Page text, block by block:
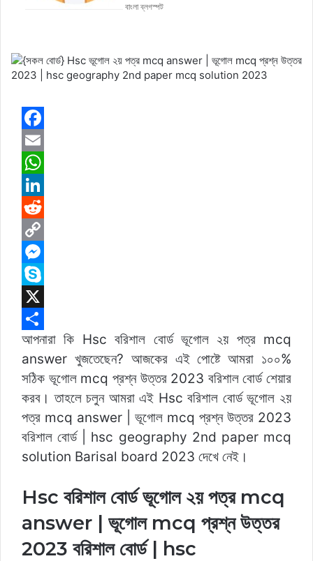
বাংলা ব্লগস্পট
F
a
c
e
b
o
o
k
E
m
a
W
h
a
t
s
A
p
p
L
n
k
e
d
I
n
R
e
d
d
t
C
o
p
y
L
i
n
k
M
e
s
s
e
n
g
e
r
S
k
y
p
e
X
S
h
a
r
e
আপনারা কি Hsc বরিশাল বোর্ড ভূগোল ২য় পত্র mcq
answer খুজতেছেন? আজকের এই পোষ্টে আমরা ১০০%
সঠিক ভূগোল mcq প্রশ্ন উত্তর 2023 বরিশাল বোর্ড শেয়ার
করব। তাহলে চলুন আমরা এই Hsc বরিশাল বোর্ড ভূগোল ২য়
পত্র mcq answer | ভূগোল mcq প্রশ্ন উত্তর 2023
বরিশাল বোর্ড | hsc geography 2nd paper mcq
solution Barisal board 2023 দেখে নেই।
Hsc বরিশাল বোর্ড ভূগোল ২য় পত্র mcq
answer | ভূগোল mcq প্রশ্ন উত্তর
2023 বরিশাল বোর্ড | hsc